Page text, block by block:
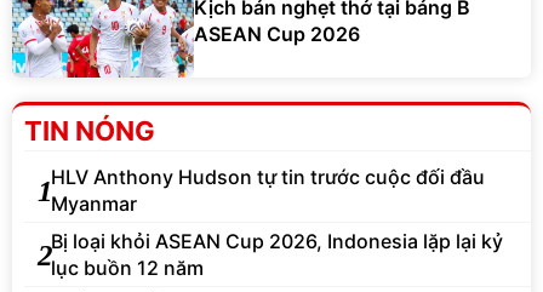
Kịch bản nghẹt thở tại bảng B
ASEAN Cup 2026
TIN NÓNG
1HLV Anthony Hudson tự tin trước cuộc đối đầu
Myanmar
2Bị loại khỏi ASEAN Cup 2026, Indonesia lặp lại kỷ
lục buồn 12 năm